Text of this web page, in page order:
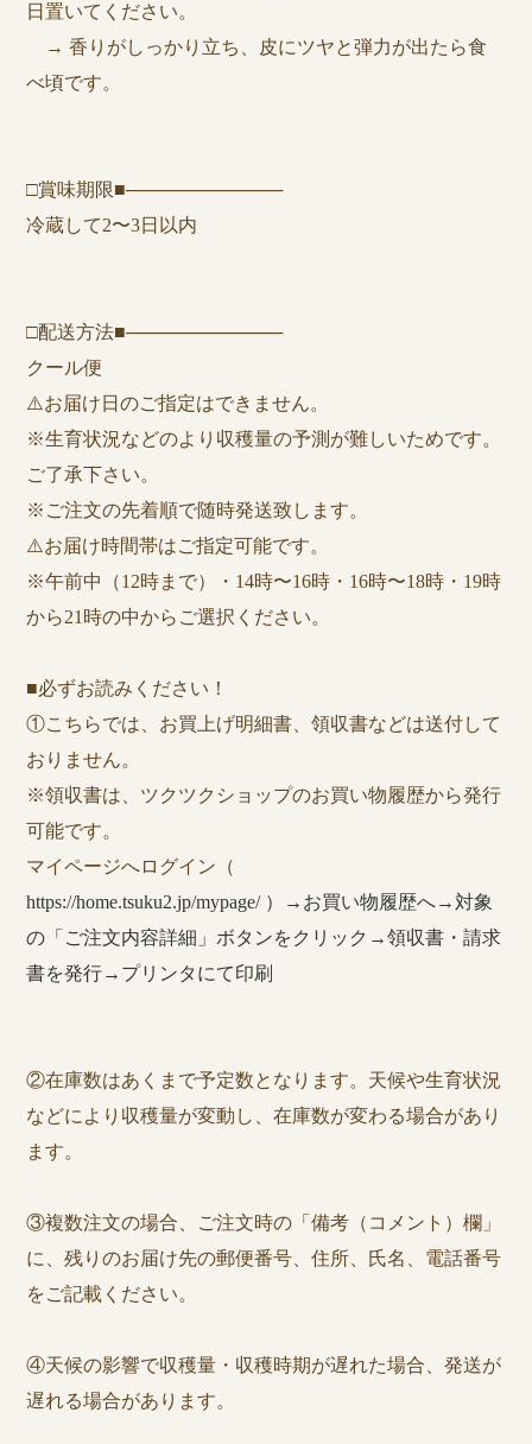
日置いてください。
→ 香りがしっかり立ち、皮にツヤと弾力が出たら食
べ頃です。
□賞味期限■────────────
冷蔵して2〜3日以内
□配送方法■────────────
クール便
⚠️お届け日のご指定はできません。
※生育状況などのより収穫量の予測が難しいためです。
ご了承下さい。
※ご注文の先着順で随時発送致します。
⚠️お届け時間帯はご指定可能です。
※午前中（12時まで）・14時〜16時・16時〜18時・19時
から21時の中からご選択ください。
■必ずお読みください！
①こちらでは、お買上げ明細書、領収書などは送付して
おりません。
※領収書は、ツクツクショップのお買い物履歴から発行
可能です。
マイページへログイン（
https://home.tsuku2.jp/mypage/ ）→お買い物履歴へ→対象
の「ご注文内容詳細」ボタンをクリック→領収書・請求
書を発行→プリンタにて印刷
②在庫数はあくまで予定数となります。天候や生育状況
などにより収穫量が変動し、在庫数が変わる場合があり
ます。
③複数注文の場合、ご注文時の「備考（コメント）欄」
に、残りのお届け先の郵便番号、住所、氏名、電話番号
をご記載ください。
④天候の影響で収穫量・収穫時期が遅れた場合、発送が
遅れる場合があります。